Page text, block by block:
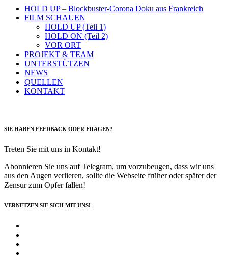
HOLD UP – Blockbuster-Corona Doku aus Frankreich
FILM SCHAUEN
HOLD UP (Teil 1)
HOLD ON (Teil 2)
VOR ORT
PROJEKT & TEAM
UNTERSTÜTZEN
NEWS
QUELLEN
KONTAKT
SIE HABEN FEEDBACK ODER FRAGEN?
Treten Sie mit uns in Kontakt!
Abonnieren Sie uns auf Telegram, um vorzubeugen, dass wir uns
aus den Augen verlieren, sollte die Webseite früher oder später der
Zensur zum Opfer fallen!
VERNETZEN SIE SICH MIT UNS!